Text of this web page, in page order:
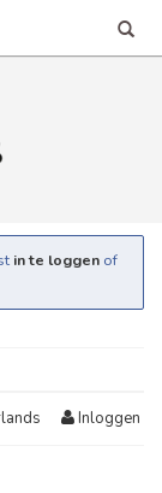
in te loggen of
Inloggen